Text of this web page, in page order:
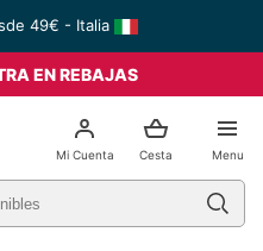
49€ - Italia
EN REBAJAS
Menu
Cesta
Mi Cuenta